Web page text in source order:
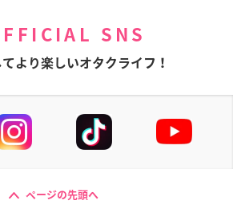
SNS
より楽しいオタクライフ！
ページの先頭へ